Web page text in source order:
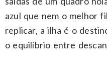
azul que nem o melhor
replicar, a ilha é o
o equilíbrio entre